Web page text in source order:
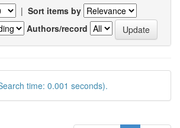
| Sort items by
Authors/record
time: 0.001 seconds).